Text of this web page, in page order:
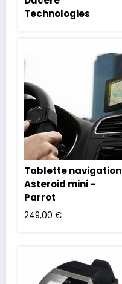
Technologies
Tablette navigation
Asteroid mini –
Parrot
249,00 €